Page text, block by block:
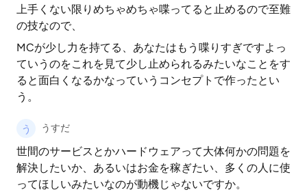
上手くない限りめちゃめちゃ喋ってると止めるので至難
の技なので、
MCが少し力を持てる、あなたはもう喋りすぎですよっ
ていうのをこれを見て少し止められるみたいなことをす
ると面白くなるかなっていうコンセプトで作ったとい
う。
うすだ
世間のサービスとかハードウェアって大体何かの問題を
解決したいか、あるいはお金を稼ぎたい、多くの人に使
ってほしいみたいなのが動機じゃないですか。